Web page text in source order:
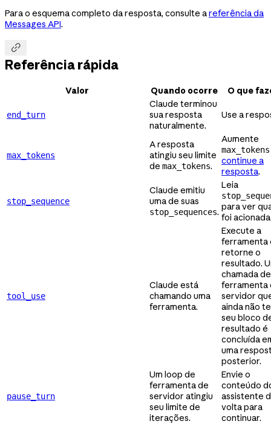
Para o esquema completo da resposta, consulte areferência da
Messages API.

Referência rápida
Valor Quando ocorre O que
end_turn
Claude terminou
sua resposta
naturalmente.
Use a
max_tokens
A resposta
atingiu seu limite
de max_tokens.
Aumente
max_tokens
continue a
resposta.
stop_sequence
Claude emitiu
uma de suas
stop_sequences.
Leia
para ver
foi
tool_use
Claude está
chamando uma
ferramenta.
Execute a
ferramenta
retorne o
resultado.
chamada de
ferramenta
servidor
ainda não
seu bloco
resultado é
concluída
uma
posterior.
pause_turn
Um loop de
ferramenta de
servidor atingiu
seu limite de
iterações.
Envie o
conteúdo
assistente
volta para
continuar.